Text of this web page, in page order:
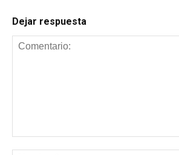
Dejar respuesta